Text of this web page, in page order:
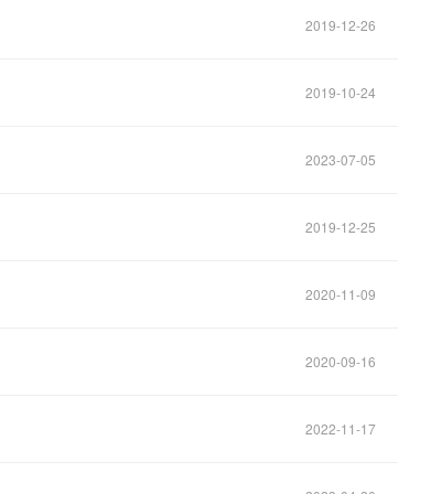
2019-12-26
2019-10-24
2023-07-05
2019-12-25
2020-11-09
2020-09-16
2022-11-17